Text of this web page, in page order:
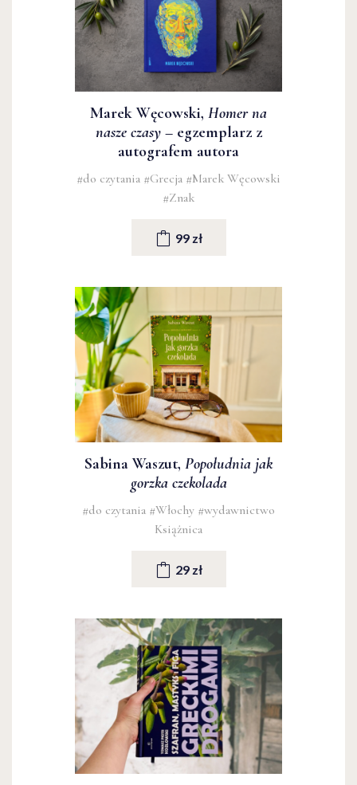
Marek Węcowski, Homer na
nasze czasy– egzemplarz z
autografem autora
#do czytania #Grecja #Marek Węcowski
#Znak
99 zł
Sabina Waszut, Popołudnia jak
gorzka czekolada
#do czytania #Włochy #wydawnictwo
Książnica
29 zł